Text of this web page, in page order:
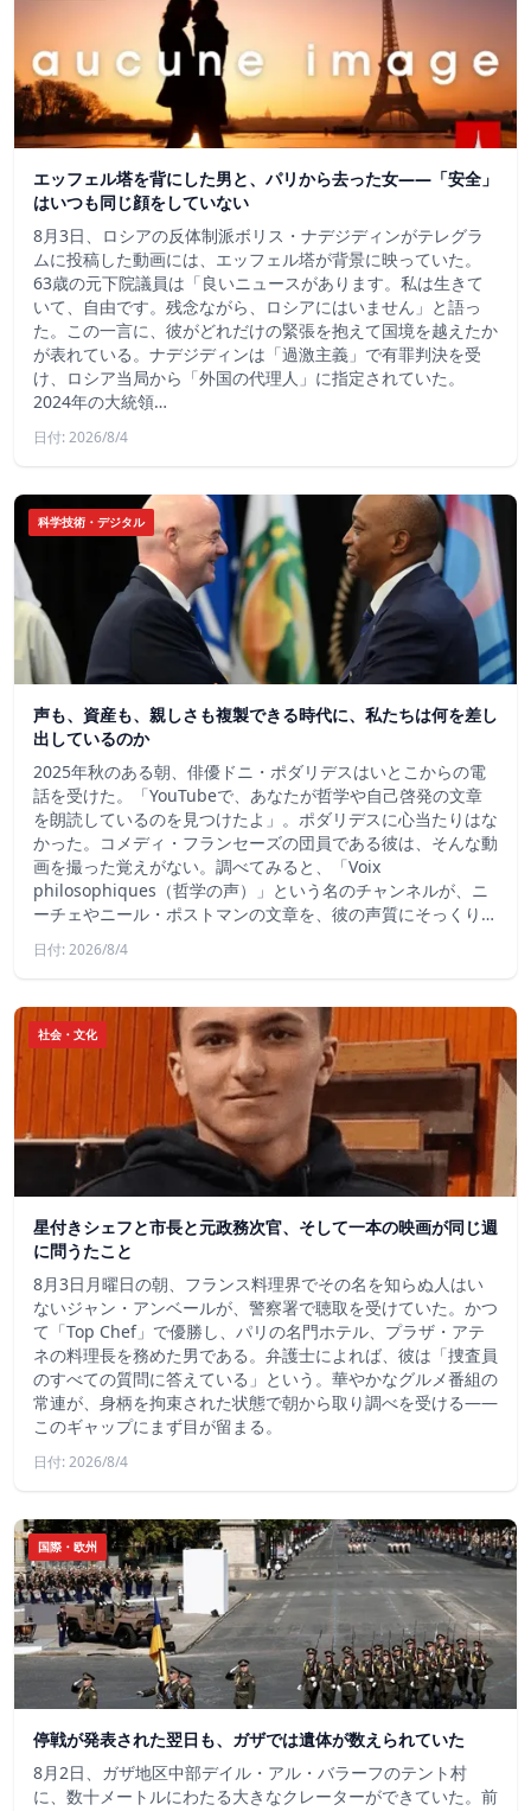
エッフェル塔を背にした男と、パリから去った女——「安全」
はいつも同じ顔をしていない
8月3日、ロシアの反体制派ボリス・ナデジディンがテレグラ
ムに投稿した動画には、エッフェル塔が背景に映っていた。
63歳の元下院議員は「良いニュースがあります。私は生きて
いて、自由です。残念ながら、ロシアにはいません」と語っ
た。この一言に、彼がどれだけの緊張を抱えて国境を越えたか
が表れている。ナデジディンは「過激主義」で有罪判決を受
け、ロシア当局から「外国の代理人」に指定されていた。
2024年の大統領…
日付: 2026/8/4
科学技術・デジタル
声も、資産も、親しさも複製できる時代に、私たちは何を差し
出しているのか
2025年秋のある朝、俳優ドニ・ポダリデスはいとこからの電
話を受けた。「YouTubeで、あなたが哲学や自己啓発の文章
を朗読しているのを見つけたよ」。ポダリデスに心当たりはな
かった。コメディ・フランセーズの団員である彼は、そんな動
画を撮った覚えがない。調べてみると、「Voix
philosophiques（哲学の声）」という名のチャンネルが、ニ
ーチェやニール・ポストマンの文章を、彼の声質にそっくり…
日付: 2026/8/4
社会・文化
星付きシェフと市長と元政務次官、そして一本の映画が同じ週
に問うたこと
8月3日月曜日の朝、フランス料理界でその名を知らぬ人はい
ないジャン・アンベールが、警察署で聴取を受けていた。かつ
て「Top Chef」で優勝し、パリの名門ホテル、プラザ・アテ
ネの料理長を務めた男である。弁護士によれば、彼は「捜査員
のすべての質問に答えている」という。華やかなグルメ番組の
常連が、身柄を拘束された状態で朝から取り調べを受ける――
このギャップにまず目が留まる。
日付: 2026/8/4
国際・欧州
停戦が発表された翌日も、ガザでは遺体が数えられていた
8月2日、ガザ地区中部デイル・アル・バラーフのテント村
に、数十メートルにわたる大きなクレーターができていた。前